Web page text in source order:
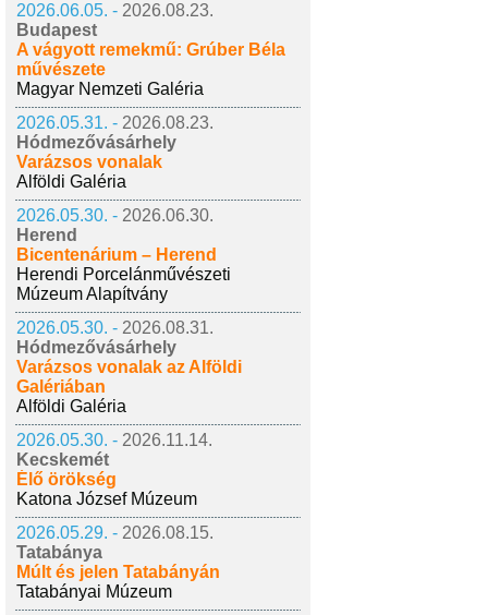
2026.06.05. - 2026.08.23.
Budapest
A vágyott remekmű: Grúber Béla
művészete
Magyar Nemzeti Galéria
2026.05.31. - 2026.08.23.
Hódmezővásárhely
Varázsos vonalak
Alföldi Galéria
2026.05.30. - 2026.06.30.
Herend
Bicentenárium – Herend
Herendi Porcelánművészeti
Múzeum Alapítvány
2026.05.30. - 2026.08.31.
Hódmezővásárhely
Varázsos vonalak az Alföldi
Galériában
Alföldi Galéria
2026.05.30. - 2026.11.14.
Kecskemét
Élő örökség
Katona József Múzeum
2026.05.29. - 2026.08.15.
Tatabánya
Múlt és jelen Tatabányán
Tatabányai Múzeum